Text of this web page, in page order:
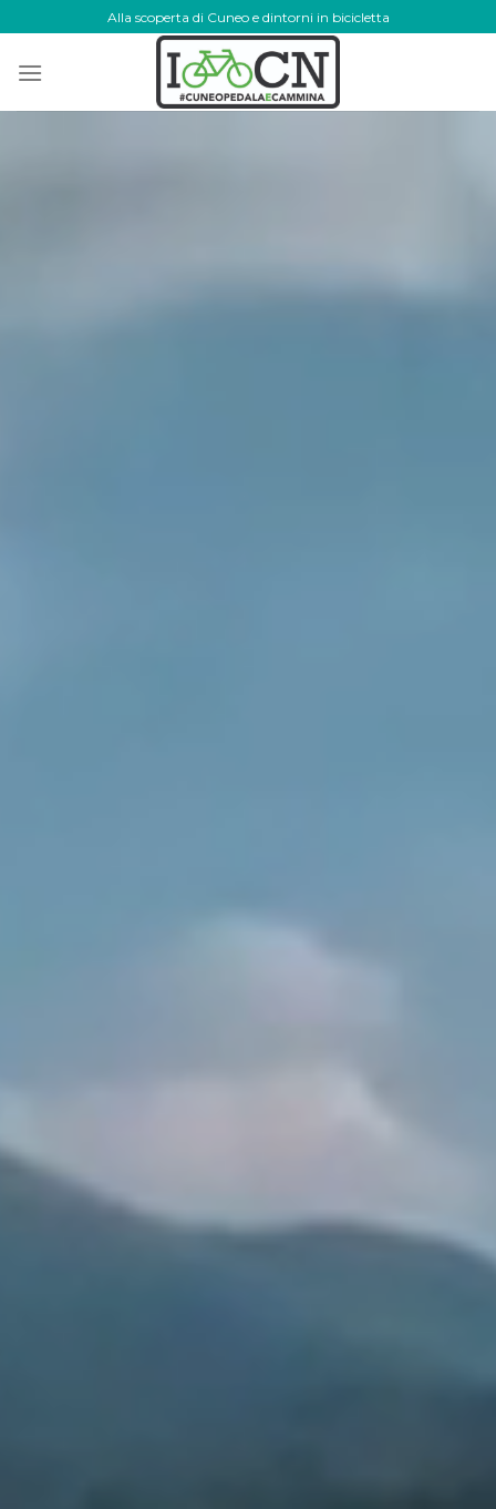
to
content
Alla scoperta di Cuneo e dintorni in bicicletta